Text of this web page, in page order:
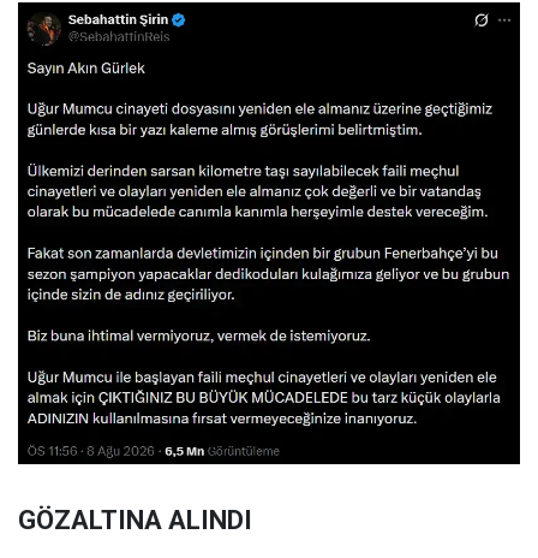
GÖZALTINA ALINDI